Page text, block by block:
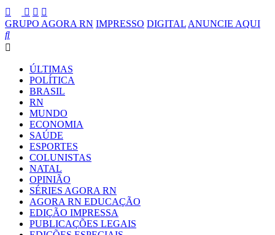
GRUPO AGORA RN IMPRESSO DIGITAL ANUNCIE AQUI
ÚLTIMAS
POLÍTICA
BRASIL
RN
MUNDO
ECONOMIA
SAÚDE
ESPORTES
COLUNISTAS
NATAL
OPINIÃO
SÉRIES AGORA RN
AGORA RN EDUCAÇÃO
EDIÇÃO IMPRESSA
PUBLICAÇÕES LEGAIS